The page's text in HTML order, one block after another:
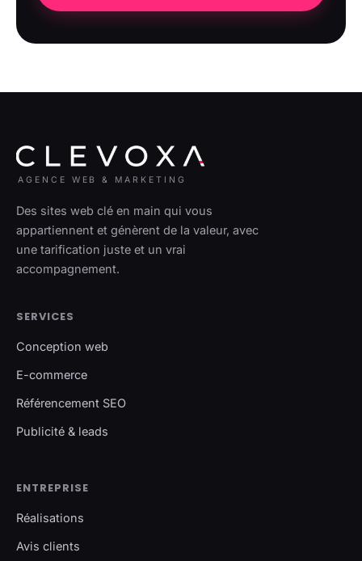
AGENCE WEB & MARKETING
Des sites web clé en main qui vous
appartiennent et génèrent de la valeur, avec
une tarification juste et un vrai
accompagnement.
SERVICES
Conception web
E-commerce
Référencement SEO
Publicité & leads
ENTREPRISE
Réalisations
Avis clients